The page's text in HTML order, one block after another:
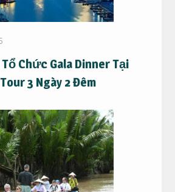
Chức Gala Dinner Tại
3 Ngày 2 Đêm